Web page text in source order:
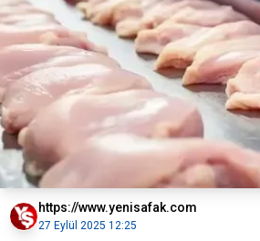
https://www.yenisafak.com
27 Eylül 2025 12:25